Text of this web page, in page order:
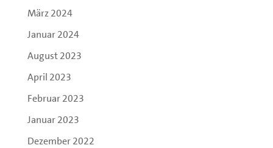
März 2024
Januar 2024
August 2023
April 2023
Februar 2023
Januar 2023
Dezember 2022